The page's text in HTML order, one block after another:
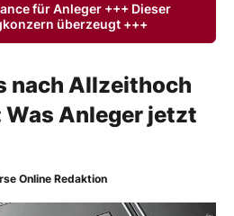
für Anleger +++ Dieser
überzeugt +++
nach Allzeithoch
Was Anleger jetzt
Online Redaktion